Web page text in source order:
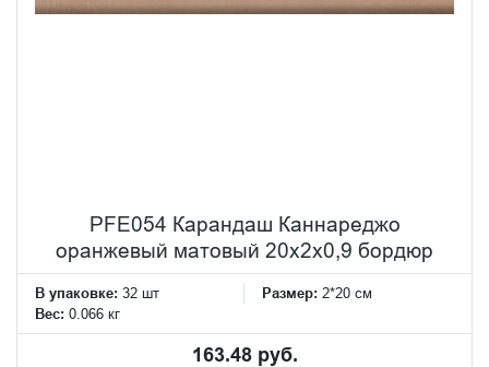
PFE054 Карандаш Каннареджо
оранжевый матовый 20x2x0,9 бордюр
В упаковке: 32 шт Размер: 2*20 см
Вес: 0.066 кг
163.48 руб.